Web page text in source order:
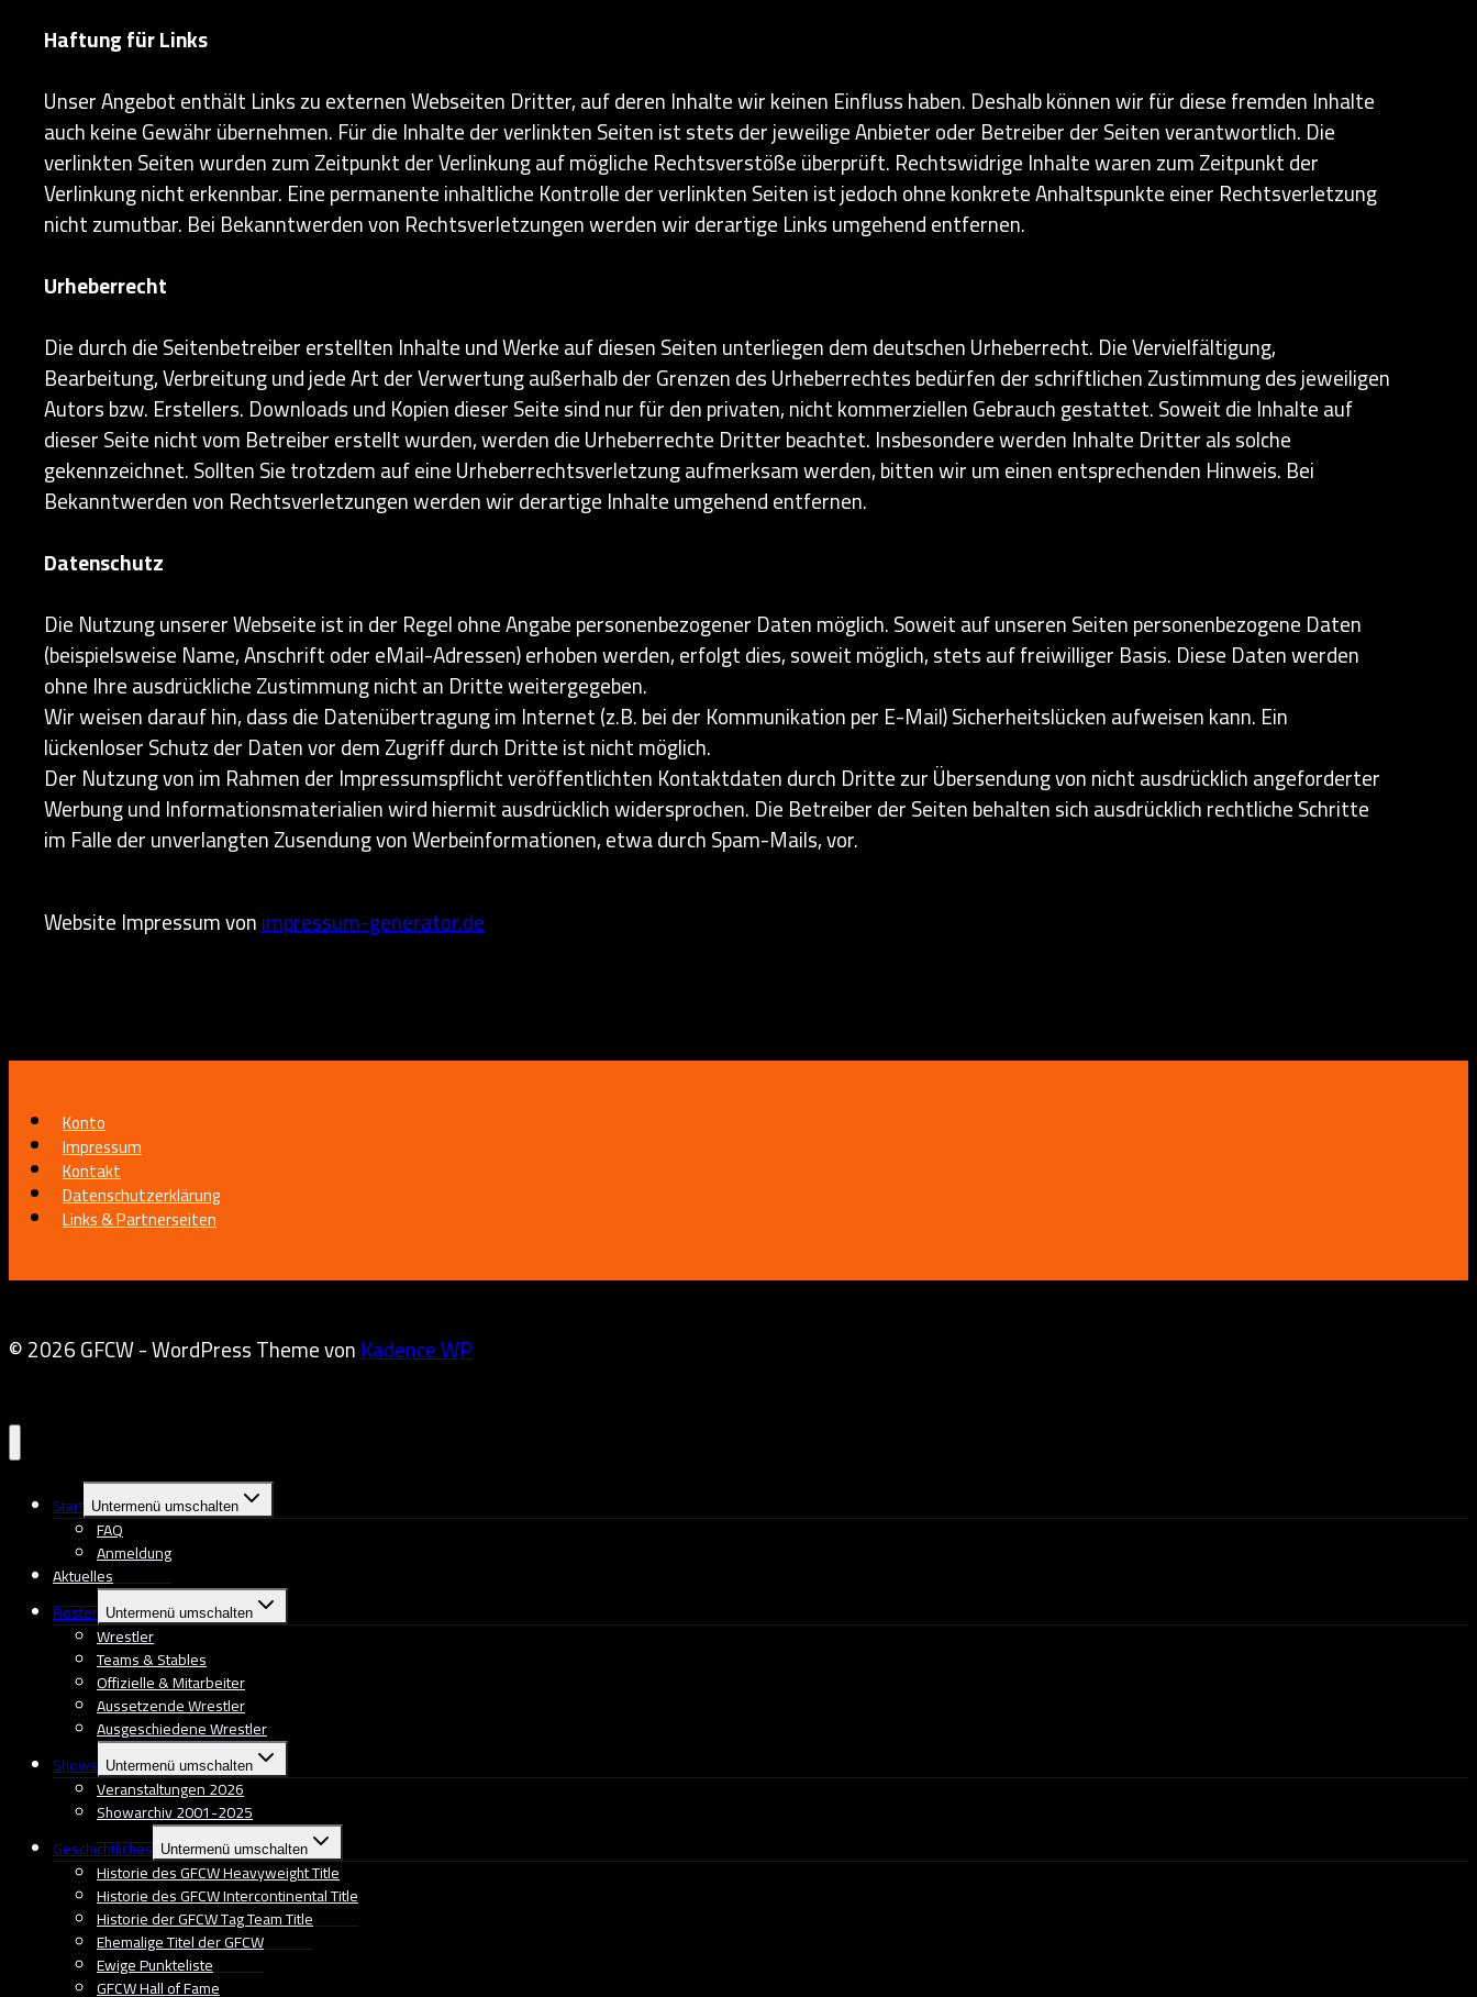
Haftung für Links
Unser Angebot enthält Links zu externen Webseiten Dritter, auf deren Inhalte wir keinen Einfluss haben. Deshalb können wir für diese fremden Inhalte
auch keine Gewähr übernehmen. Für die Inhalte der verlinkten Seiten ist stets der jeweilige Anbieter oder Betreiber der Seiten verantwortlich. Die
verlinkten Seiten wurden zum Zeitpunkt der Verlinkung auf mögliche Rechtsverstöße überprüft. Rechtswidrige Inhalte waren zum Zeitpunkt der
Verlinkung nicht erkennbar. Eine permanente inhaltliche Kontrolle der verlinkten Seiten ist jedoch ohne konkrete Anhaltspunkte einer Rechtsverletzung
nicht zumutbar. Bei Bekanntwerden von Rechtsverletzungen werden wir derartige Links umgehend entfernen.
Urheberrecht
Die durch die Seitenbetreiber erstellten Inhalte und Werke auf diesen Seiten unterliegen dem deutschen Urheberrecht. Die Vervielfältigung,
Bearbeitung, Verbreitung und jede Art der Verwertung außerhalb der Grenzen des Urheberrechtes bedürfen der schriftlichen Zustimmung des jeweiligen
Autors bzw. Erstellers. Downloads und Kopien dieser Seite sind nur für den privaten, nicht kommerziellen Gebrauch gestattet. Soweit die Inhalte auf
dieser Seite nicht vom Betreiber erstellt wurden, werden die Urheberrechte Dritter beachtet. Insbesondere werden Inhalte Dritter als solche
gekennzeichnet. Sollten Sie trotzdem auf eine Urheberrechtsverletzung aufmerksam werden, bitten wir um einen entsprechenden Hinweis. Bei
Bekanntwerden von Rechtsverletzungen werden wir derartige Inhalte umgehend entfernen.
Datenschutz
Die Nutzung unserer Webseite ist in der Regel ohne Angabe personenbezogener Daten möglich. Soweit auf unseren Seiten personenbezogene Daten
(beispielsweise Name, Anschrift oder eMail-Adressen) erhoben werden, erfolgt dies, soweit möglich, stets auf freiwilliger Basis. Diese Daten werden
ohne Ihre ausdrückliche Zustimmung nicht an Dritte weitergegeben.
Wir weisen darauf hin, dass die Datenübertragung im Internet (z.B. bei der Kommunikation per E-Mail) Sicherheitslücken aufweisen kann. Ein
lückenloser Schutz der Daten vor dem Zugriff durch Dritte ist nicht möglich.
Der Nutzung von im Rahmen der Impressumspflicht veröffentlichten Kontaktdaten durch Dritte zur Übersendung von nicht ausdrücklich angeforderter
Werbung und Informationsmaterialien wird hiermit ausdrücklich widersprochen. Die Betreiber der Seiten behalten sich ausdrücklich rechtliche Schritte
im Falle der unverlangten Zusendung von Werbeinformationen, etwa durch Spam-Mails, vor.
Website Impressum vonimpressum-generator.de
Konto
Impressum
Kontakt
Datenschutzerklärung
Links & Partnerseiten
© 2026 GFCW - WordPress Theme vonKadence WP
Start Untermenü umschalten
FAQ
Anmeldung
Aktuelles
Roster Untermenü umschalten
Wrestler
Teams & Stables
Offizielle & Mitarbeiter
Aussetzende Wrestler
Ausgeschiedene Wrestler
Shows Untermenü umschalten
Veranstaltungen 2026
Showarchiv 2001-2025
Geschichtliches Untermenü umschalten
Historie des GFCW Heavyweight Title
Historie des GFCW Intercontinental Title
Historie der GFCW Tag Team Title
Ehemalige Titel der GFCW
Ewige Punkteliste
GFCW Hall of Fame